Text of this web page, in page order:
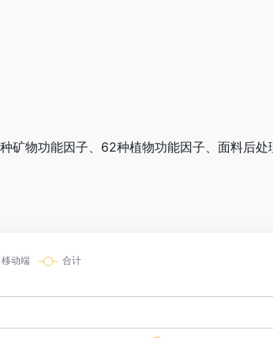
矿物功能因子、62种植物功能因子、面料后处